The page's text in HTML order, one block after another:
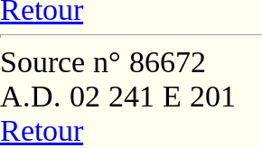
Retour
Source n° 86672
A.D. 02 241 E 201
Retour